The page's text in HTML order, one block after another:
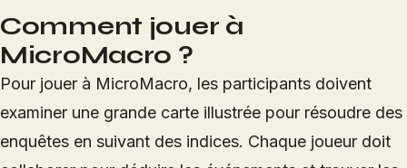
Comment jouer à
MicroMacro ?
Pour jouer à MicroMacro, les participants doivent
examiner une grande carte illustrée pour résoudre des
enquêtes en suivant des indices. Chaque joueur doit